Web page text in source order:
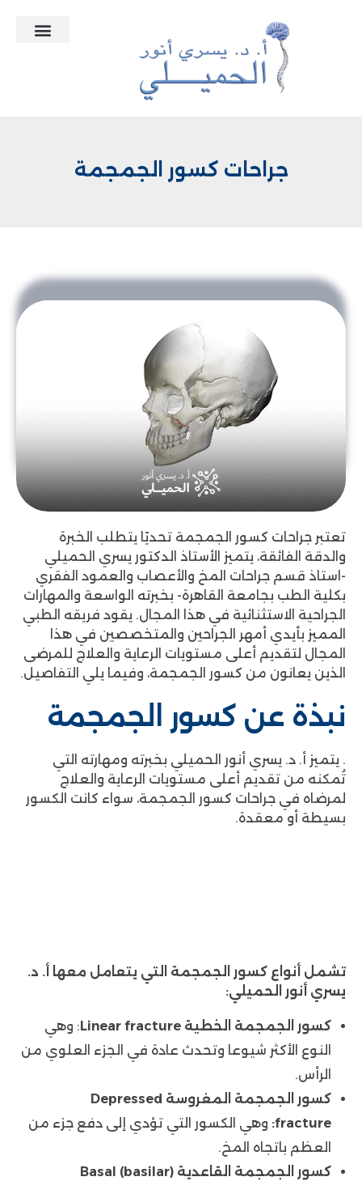
جراحات كسور الجمجمة
تعتبر جراحات كسور الجمجمة تحديًا يتطلب الخبرة
والدقة الفائقة، يتميز الأستاذ الدكتور يسري الحميلي
-استاذ قسم جراحات المخ والأعصاب والعمود الفقري
بكلية الطب بجامعة القاهرة- بخبرته الواسعة والمهارات
الجراحية الاستثنائية في هذا المجال. يقود فريقه الطبي
المميز بأيدي أمهر الجراحين والمتخصصين في هذا
المجال لتقديم أعلى مستويات الرعاية والعلاج للمرضى
الذين يعانون من كسور الجمجمة، وفيما يلي التفاصيل.
نبذة عن كسور الجمجمة
. يتميز أ. د. يسري أنور الحميلي بخبرته ومهارته التي
تُمكنه من تقديم أعلى مستويات الرعاية والعلاج
لمرضاه في جراحات كسور الجمجمة، سواء كانت الكسور
بسيطة أو معقدة.
تشمل أنواع كسور الجمجمة التي يتعامل معها أ. د.
يسري أنور الحميلي:
كسور الجمجمة الخطية Linear fracture
: وهي
النوع الأكثر شيوعا وتحدث عادة في الجزء العلوي من
الرأس.
كسور الجمجمة المغروسة Depressed
fracture: وهي الكسور التي تؤدي إلى دفع جزء من
العظم باتجاه المخ.
كسور الجمجمة القاعدية Basal (basilar)